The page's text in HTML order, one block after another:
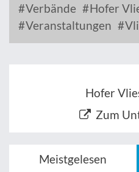
Verbände
Hofer
Veranstaltungen
Hofer
Zum
Meistgelesen